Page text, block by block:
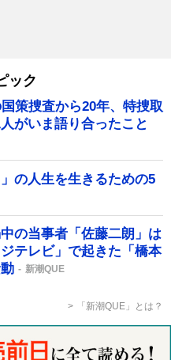
ック
策捜査から20年、特捜取
がいま語り合ったこと
の人生を生きるための5
の当事者「佐藤二朗」は
テレビ」で起きた「橋本
新潮QUE
「新潮QUE」とは？